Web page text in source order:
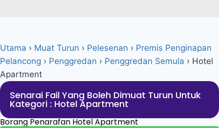
Utama › Muat Turun › Pelesenan › Premis Penginapan
Pelancong › Penggredan › Penggredan Semula › Hotel
Apartment
Senarai Fail Yang Boleh Dimuat Turun Untuk
Kategori : Hotel Apartment
Borang Penarafan Hotel Apartment